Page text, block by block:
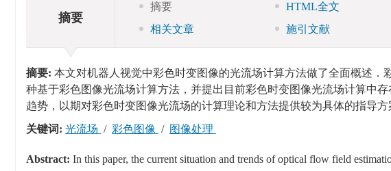
摘要
摘要 HTML全文
相关文章
施引文献
摘要: 本文对机器人视觉中彩色时变图像的光流场计算方法做了全面概述
种基于彩色图像光流场计算方法，并提出目前彩色时变图像光流场计算中
趋势，以期对彩色时变图像光流场的计算理论和方法提供较为具体的指导方
关键词: 光流场 / 彩色图像 / 图像处理
Abstract: In this paper, the current situation and trends of optical flow field